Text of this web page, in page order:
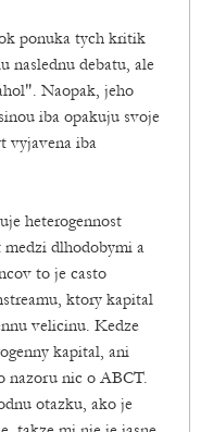
ponuka tych kritik
naslednu debatu, ale
Naopak, jeho
iba opakuju svoje
vyjavena iba
heterogennost
dlhodobymi a
to je casto
ktory kapital
velicinu. Kedze
kapital, ani
nazoru nic o ABCT.
otazku, ako je